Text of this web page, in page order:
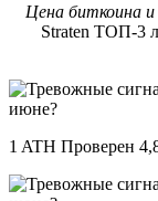
Цена биткоина и
Straten ТОП-3
1 ATH Проверен